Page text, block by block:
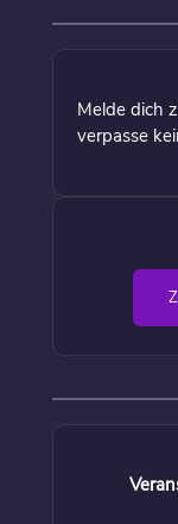
Melde dich
verpasse